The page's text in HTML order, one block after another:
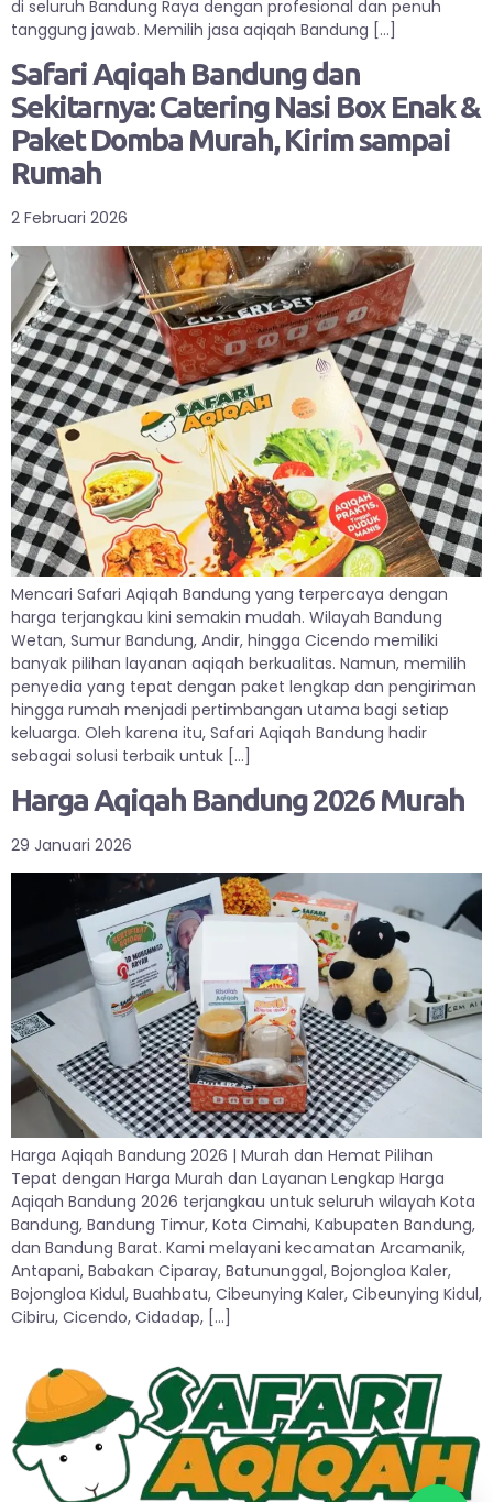
di seluruh Bandung Raya dengan profesional dan penuh
tanggung jawab. Memilih jasa aqiqah Bandung […]
Safari Aqiqah Bandung dan
Sekitarnya: Catering Nasi Box Enak &
Paket Domba Murah, Kirim sampai
Rumah
2 Februari 2026
Mencari Safari Aqiqah Bandung yang terpercaya dengan
harga terjangkau kini semakin mudah. Wilayah Bandung
Wetan, Sumur Bandung, Andir, hingga Cicendo memiliki
banyak pilihan layanan aqiqah berkualitas. Namun, memilih
penyedia yang tepat dengan paket lengkap dan pengiriman
hingga rumah menjadi pertimbangan utama bagi setiap
keluarga. Oleh karena itu, Safari Aqiqah Bandung hadir
sebagai solusi terbaik untuk […]
Harga Aqiqah Bandung 2026 Murah
29 Januari 2026
Harga Aqiqah Bandung 2026 | Murah dan Hemat Pilihan
Tepat dengan Harga Murah dan Layanan Lengkap Harga
Aqiqah Bandung 2026 terjangkau untuk seluruh wilayah Kota
Bandung, Bandung Timur, Kota Cimahi, Kabupaten Bandung,
dan Bandung Barat. Kami melayani kecamatan Arcamanik,
Antapani, Babakan Ciparay, Batununggal, Bojongloa Kaler,
Bojongloa Kidul, Buahbatu, Cibeunying Kaler, Cibeunying Kidul,
Cibiru, Cicendo, Cidadap, […]